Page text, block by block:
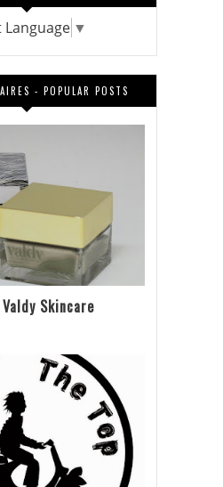
Language ▼
- POPULAR POSTS
Skincare